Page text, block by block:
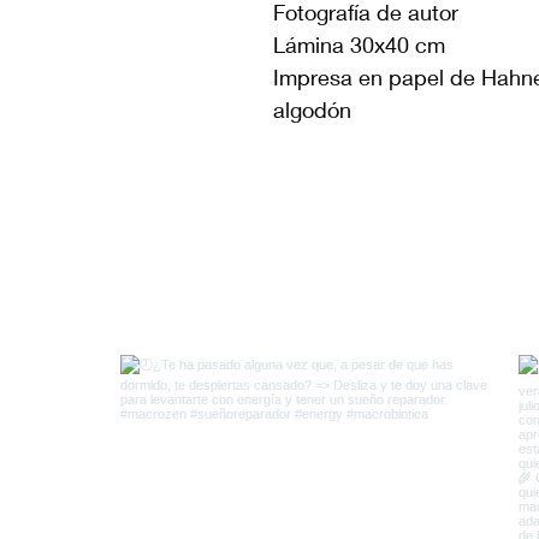
Fotografía de autor
Lámina 30x40 cm
Impresa en papel de
algodón